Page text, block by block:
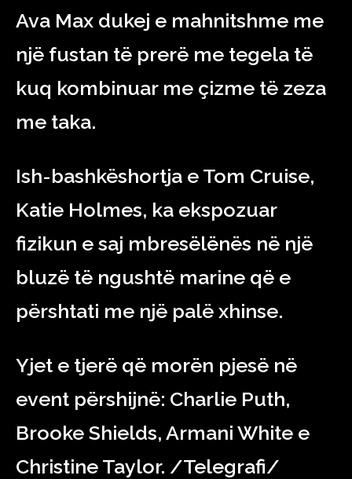
Ava Max dukej e mahnitshme me
një fustan të prerë me tegela të
kuq kombinuar me çizme të zeza
me taka.
Ish-bashkëshortja e Tom Cruise,
Katie Holmes, ka ekspozuar
fizikun e saj mbresëlënës në një
bluzë të ngushtë marine që e
përshtati me një palë xhinse.
Yjet e tjerë që morën pjesë në
event përshijnë: Charlie Puth,
Brooke Shields, Armani White e
Christine Taylor. /Telegrafi/